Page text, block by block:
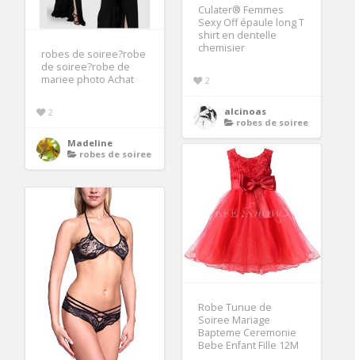
Culater® Femmes
Sexy Off épaule long T
shirt en dentelle
chemisier
2
alcinoas
robes de soiree
robes de soiree?robe
de soiree?robe de
mariee photo Achat
2
Madeline
robes de soiree
Robe Tunue de
Soiree Mariage
Bapteme Ceremonie
Bebe Enfant Fille 12M